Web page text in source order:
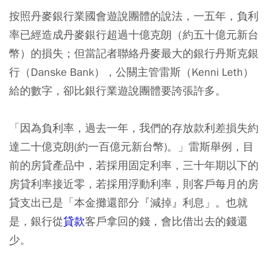
按照丹麥銀行業國會遊說團體的說法，一五年，負利
率已經造成丹麥銀行超過十億克朗（約五十億元新台
幣）的損失；但當記者聯絡丹麥最大的銀行丹斯克銀
行（Danske Bank），公關主管雷斯（Kenni Leth）
給的數字，卻比銀行業遊說團體要誇張許多。
「因為負利率，過去一年，我們的存放款利差損失約
達二十億克朗(約一百億元新台幣)。」雷斯舉例，目
前的房貸產品中，若採用固定利率，三十年期以下的
房貸利率接近零，若採用浮動利率，則客戶每月的房
貸支出已是「本金攤還部分『減掉』利息」。也就
是，銀行從貸款客戶拿回的錢，會比借出去的錢還
少。